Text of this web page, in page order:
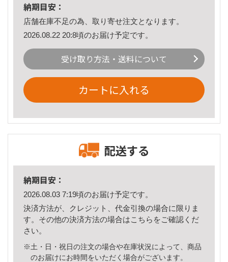
納期目安：
店舗在庫不足の為、取り寄せ注文となります。
2026.08.22 20:8頃のお届け予定です。
受け取り方法・送料について
カートに入れる
配送する
納期目安：
2026.08.03 7:19頃のお届け予定です。
決済方法が、クレジット、代金引換の場合に限りま
す。その他の決済方法の場合はこちら をご確認くだ
さい。
※土・日・祝日の注文の場合や在庫状況によって、商品
のお届けにお時間をいただく場合がございます。